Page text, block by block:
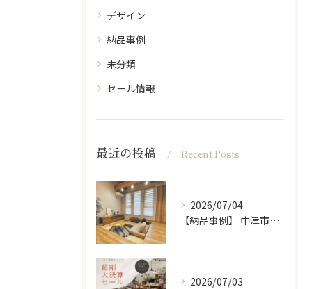
デザイン
納品事例
未分類
セール情報
最近の投稿 Recent Posts
2026/07/04
【納品事例】 中津市の新築に家具・雑貨一式をコーディネートさ...
2026/07/03